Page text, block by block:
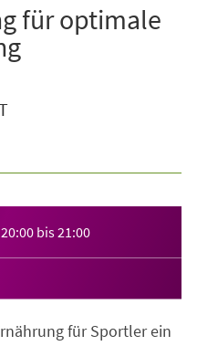
für optimale
20:00 bis21:00
für Sportler ein